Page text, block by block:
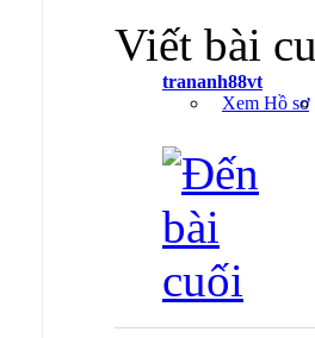
Viết bài
trananh88vt
Xem Hồ sơ